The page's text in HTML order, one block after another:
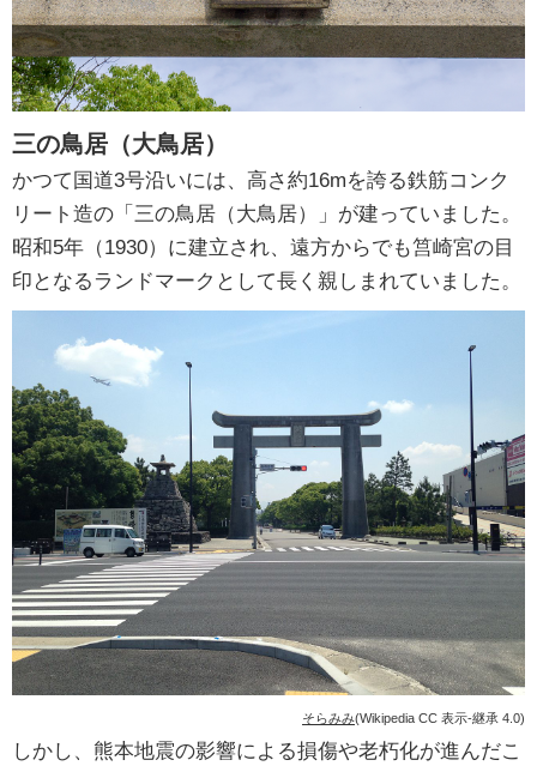
三の鳥居（大鳥居）
かつて国道3号沿いには、高さ約16mを誇る鉄筋コンク
リート造の「三の鳥居（大鳥居）」が建っていました。
昭和5年（1930）に建立され、遠方からでも筥崎宮の目
印となるランドマークとして長く親しまれていました。
そらみみ(Wikipedia CC 表示-継承 4.0)
しかし、熊本地震の影響による損傷や老朽化が進んだこ